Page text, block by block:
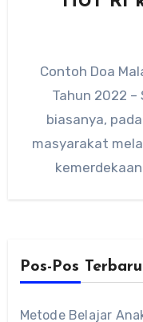
Contoh Doa
Tahun 2022
biasanya,
masyarakat
Pos-Pos Terbaru
Metode Belajar